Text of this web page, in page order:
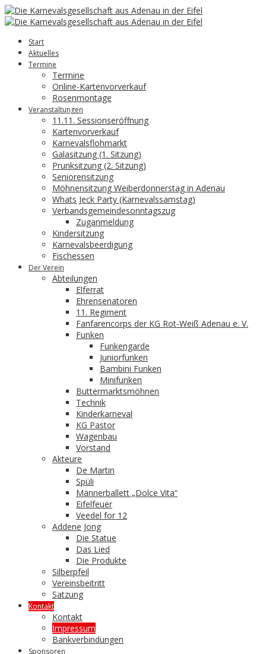
Start
Aktuelles
Termine
Termine
Online-Kartenvorverkauf
Rosenmontage
Veranstaltungen
11.11. Sessionseröffnung
Kartenvorverkauf
Karnevalsflohmarkt
Galasitzung (1. Sitzung)
Prunksitzung (2. Sitzung)
Seniorensitzung
Möhnensitzung Weiberdonnerstag in Adenau
Whats Jeck Party (Karnevalssamstag)
Verbandsgemeindesonntagszug
Zuganmeldung
Kindersitzung
Karnevalsbeerdigung
Fischessen
Der Verein
Abteilungen
Elferrat
Ehrensenatoren
11. Regiment
Fanfarencorps der KG Rot-Weiß Adenau e. V.
Funken
Funkengarde
Juniorfunken
Bambini Funken
Minifunken
Buttermarktsmöhnen
Technik
Kinderkarneval
KG Pastor
Wagenbau
Vorstand
Akteure
De Martin
Spüli
Männerballett „Dolce Vita“
Eifelfeuer
Veedel for 12
Addene Jong
Die Statue
Das Lied
Die Produkte
Silberpfeil
Vereinsbeitritt
Satzung
Kontakt
Kontakt
Impressum
Bankverbindungen
Sponsoren